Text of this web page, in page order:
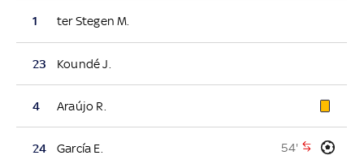
1 ter Stegen M.
23 Koundé J.
4 Araújo R.
24 García E. 54'